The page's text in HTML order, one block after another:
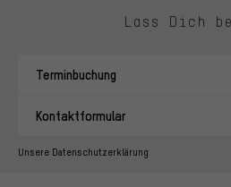
Lass Dich
Terminbuchung
Kontaktformular
Unsere Datenschutzerklärung